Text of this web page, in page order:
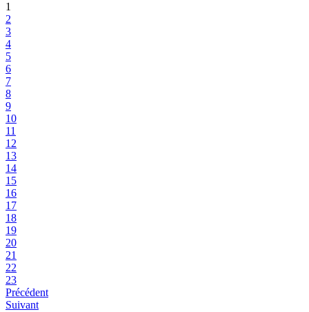
1
2
3
4
5
6
7
8
9
10
11
12
13
14
15
16
17
18
19
20
21
22
23
Précédent
Suivant